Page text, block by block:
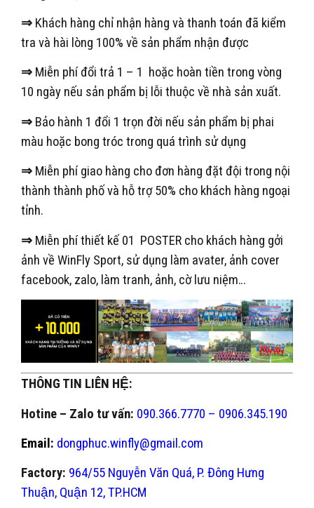
⇒ Khách hàng chỉ nhận hàng và thanh toán đã kiểm
tra và hài lòng 100% về sản phẩm nhận được
⇒ Miễn phí đổi trả 1 – 1 hoặc hoàn tiền trong vòng
10 ngày nếu sản phẩm bị lỗi thuộc về nhà sản xuất.
⇒ Bảo hành 1 đổi 1 trọn đời nếu sản phẩm bị phai
màu hoặc bong tróc trong quá trình sử dụng
⇒ Miễn phí giao hàng cho đơn hàng đặt đội trong nội
thành thành phố và hỗ trợ 50% cho khách hàng ngoại
tỉnh.
⇒ Miễn phí thiết kế 01 POSTER cho khách hàng gởi
ảnh về WinFly Sport, sử dụng làm avater, ảnh cover
facebook, zalo, làm tranh, ảnh, cờ lưu niệm…
THÔNG TIN LIÊN HỆ:
Hotine – Zalo tư vấn: 090.366.7770 – 0906.345.190
Email: dongphuc.winfly@gmail.com
Factory: 964/55 Nguyễn Văn Quá, P. Đông Hưng
Thuận, Quận 12, TP.HCM